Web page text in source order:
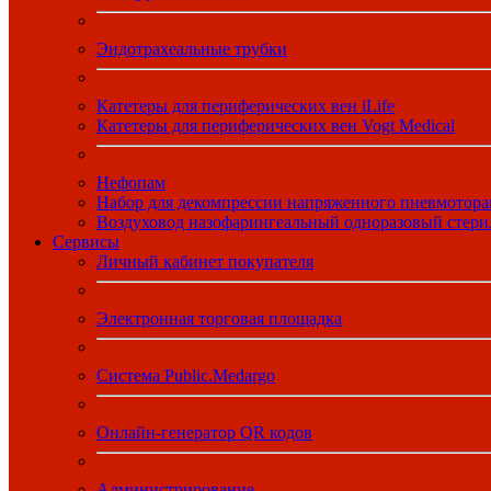
Эндотрахеальные трубки
Катетеры для периферических вен iLife
Катетеры для периферических вен Vogt Medical
Нефопам
Набор для декомпрессии напряженного
Воздуховод назофарингеальный одноразовый
Сервисы
Личный кабинет покупателя
Электронная торговая площадка
Система Public.Medargo
Онлайн-генератор QR кодов